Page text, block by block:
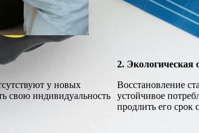
у новых
свою индивидуальность
2. Экологическая
Восстановление
устойчивое
продлить его срок